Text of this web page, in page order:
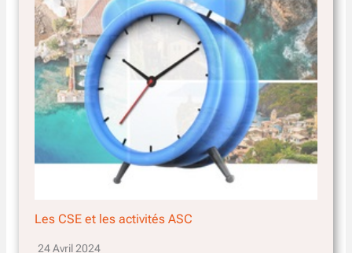
Les CSE et les activités ASC
24 Avril 2024